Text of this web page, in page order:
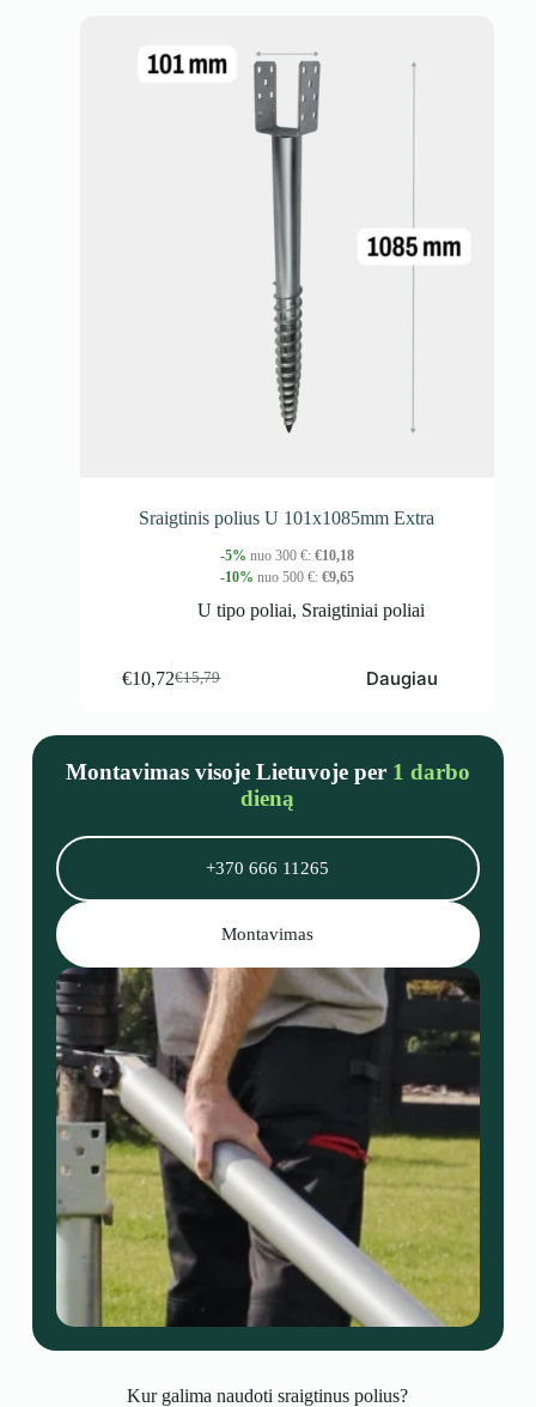
Sraigtinis polius U 101x1085mm Extra
-5% nuo 300 €: €10,18
-10% nuo 500 €: €9,65
U tipo poliai, Sraigtiniai poliai
€15,79
€10,72 Daugiau
Montavimas visoje Lietuvoje per 1 darbo
dieną
+370 666 11265
Montavimas
Kur galima naudoti sraigtinus polius?